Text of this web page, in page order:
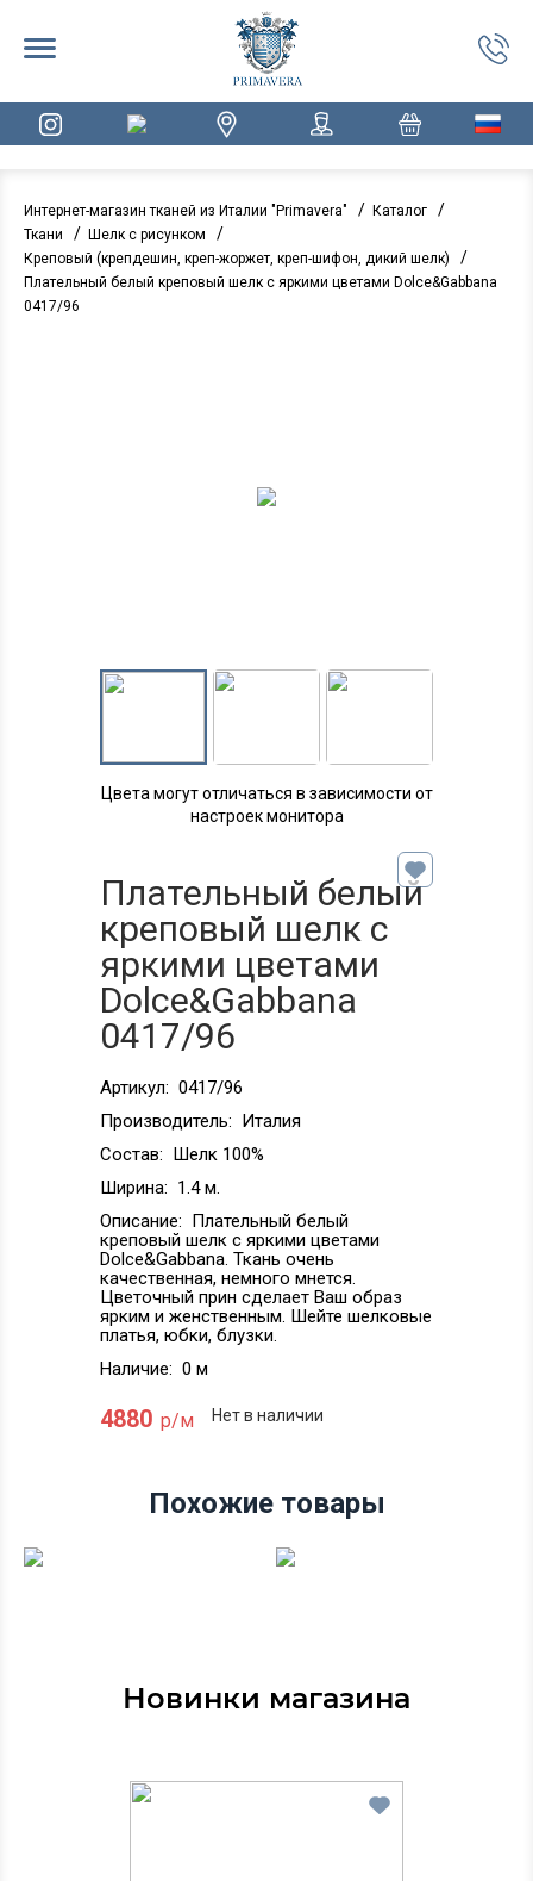
Интернет-магазин тканей из Италии "Primavera" / Каталог /
Ткани / Шелк с рисунком /
Креповый (крепдешин, креп-жоржет, креп-шифон, дикий шелк) /
Плательный белый креповый шелк с яркими цветами Dolce&Gabbana
0417/96
Цвета могут отличаться в зависимости от
настроек монитора
Плательный белый
креповый шелк с
яркими цветами
Dolce&Gabbana
0417/96
Артикул: 0417/96
Производитель: Италия
Состав: Шелк 100%
Ширина: 1.4 м.
Описание: Плательный белый
креповый шелк с яркими цветами
Dolce&Gabbana. Ткань очень
качественная, немного мнется.
Цветочный прин сделает Ваш образ
ярким и женственным. Шейте шелковые
платья, юбки, блузки.
Наличие: 0 м
4880 р/м Нет в наличии
Похожие товары
Новинки магазина